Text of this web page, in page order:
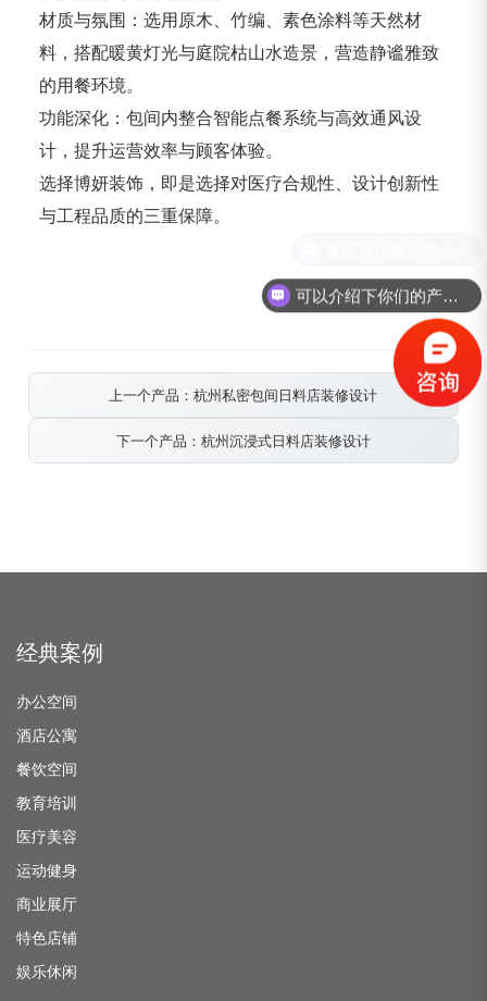
材质与氛围：选用原木、竹编、素色涂料等天然材
料，搭配暖黄灯光与庭院枯山水造景，营造静谧雅致
的用餐环境。
功能深化：包间内整合智能点餐系统与高效通风设
计，提升运营效率与顾客体验。
选择博妍装饰，即是选择对医疗合规性、设计创新性
与工程品质的三重保障。
上一个产品：杭州私密包间日料店装修设计
下一个产品：杭州沉浸式日料店装修设计
经典案例
办公空间
酒店公寓
餐饮空间
教育培训
医疗美容
运动健身
商业展厅
特色店铺
娱乐休闲
可以介绍下你们的产品么？